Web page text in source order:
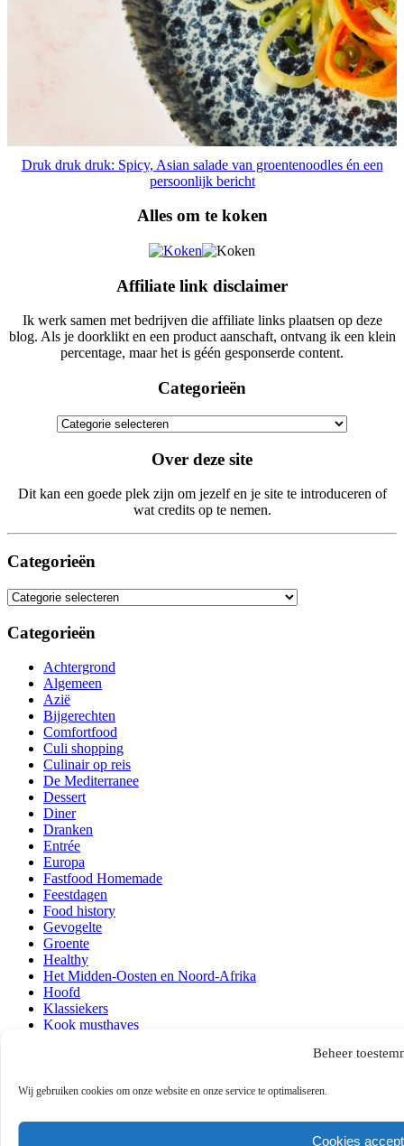
Beheer
Wij gebruiken cookies om onze website en onze service te optimaliseren.
Cookies
Druk druk druk: Spicy, Asian salade van groentenoodles én een
persoonlijk bericht
Alles om te koken
Affiliate link disclaimer
Ik werk samen met bedrijven die affiliate links plaatsen op deze
blog. Als je doorklikt en een product aanschaft, ontvang ik een klein
percentage, maar het is géén gesponserde content.
Categorieën
Categorieën
Over deze site
Dit kan een goede plek zijn om jezelf en je site te introduceren of
wat credits op te nemen.
Categorieën
Categorieën
Categorieën
Achtergrond
Algemeen
Azië
Bijgerechten
Comfortfood
Culi shopping
Culinair op reis
De Mediterranee
Dessert
Diner
Dranken
Entrée
Europa
Fastfood Homemade
Feestdagen
Food history
Gevogelte
Groente
Healthy
Het Midden-Oosten en Noord-Afrika
Hoofd
Klassiekers
Kook musthaves
Over mij
Quick & Easy